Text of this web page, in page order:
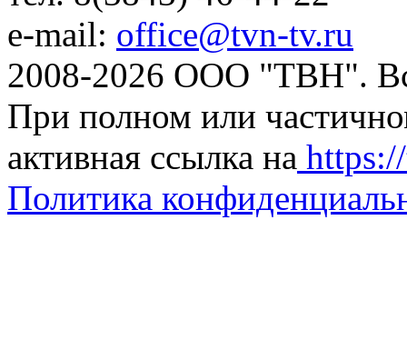
e-mail: office@tvn-tv.ru
2008-2026 ООО "ТВН".
При полном или
активная ссылка на
Политика